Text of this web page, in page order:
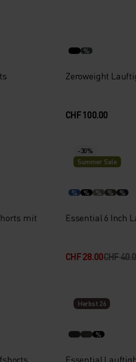
%
Zeroweight
CHF 100.00
mit
-30%
Summer Sale
% % % % %
Essential 6 Inch
CHF 28.00CHF
Herbst 26
%
Essential